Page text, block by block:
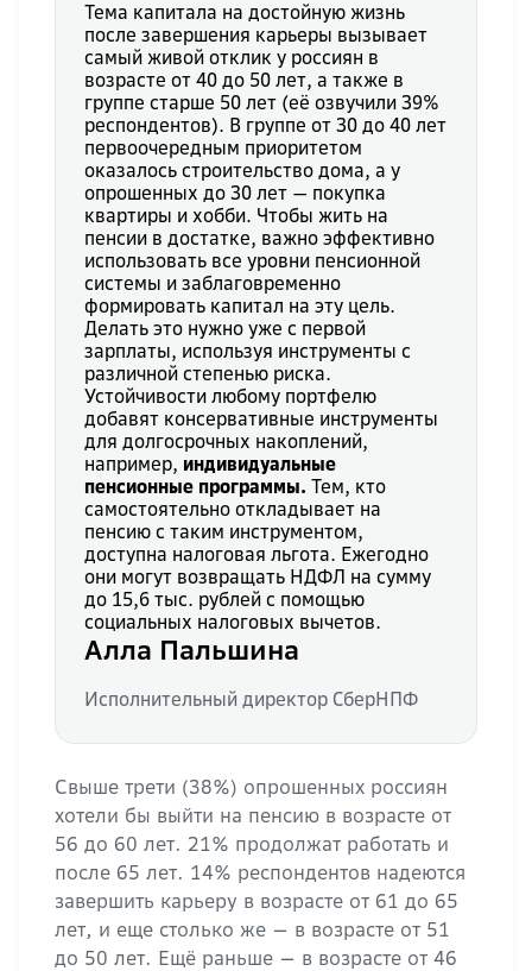
Тема капитала на достойную жизнь
после завершения карьеры вызывает
самый живой отклик у россиян в
возрасте от 40 до 50 лет, а также в
группе старше 50 лет (её озвучили 39%
респондентов). В группе от 30 до 40 лет
первоочередным приоритетом
оказалось строительство дома, а у
опрошенных до 30 лет — покупка
квартиры и хобби. Чтобы жить на
пенсии в достатке, важно эффективно
использовать все уровни пенсионной
системы и заблаговременно
формировать капитал на эту цель.
Делать это нужно уже с первой
зарплаты, используя инструменты с
различной степенью риска.
Устойчивости любому портфелю
добавят консервативные инструменты
для долгосрочных накоплений,
например, индивидуальные
пенсионные программы. Тем, кто
самостоятельно откладывает на
пенсию с таким инструментом,
доступна налоговая льгота. Ежегодно
они могут возвращать НДФЛ на сумму
до 15,6 тыс. рублей с помощью
социальных налоговых вычетов.
Алла Пальшина
Исполнительный директор СберНПФ
Свыше трети (38%) опрошенных россиян
хотели бы выйти на пенсию в возрасте от
56 до 60 лет. 21% продолжат работать и
после 65 лет. 14% респондентов надеются
завершить карьеру в возрасте от 61 до 65
лет, и еще столько же — в возрасте от 51
до 50 лет. Ещё раньше — в возрасте от 46